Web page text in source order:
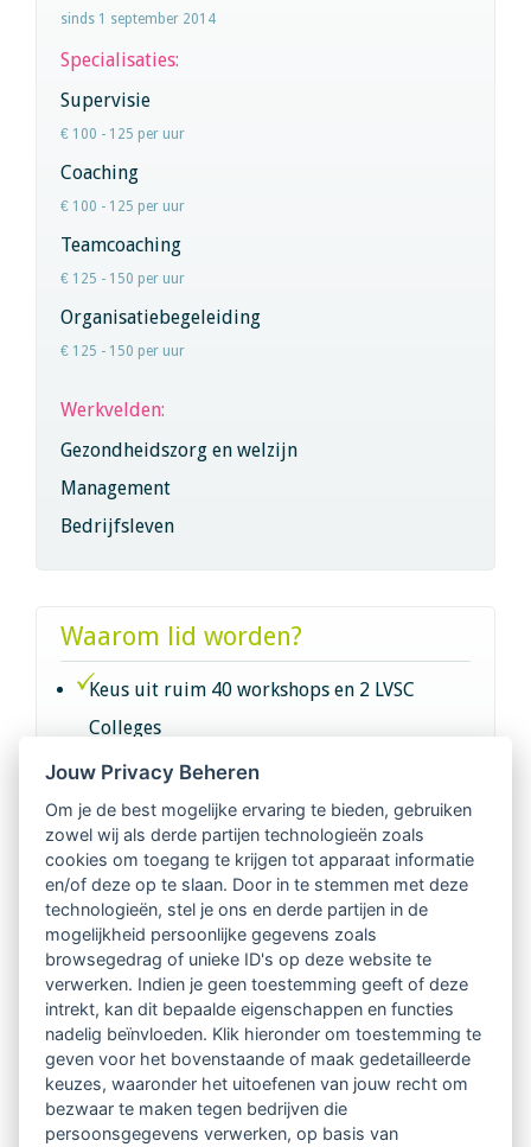
sinds 1 september 2014
Specialisaties:
Supervisie
€ 100 - 125 per uur
Coaching
€ 100 - 125 per uur
Teamcoaching
€ 125 - 150 per uur
Organisatiebegeleiding
€ 125 - 150 per uur
Werkvelden:
Gezondheidszorg en welzijn
Management
Bedrijfsleven
Waarom lid worden?
Keus uit ruim 40 workshops en 2 LVSC
Colleges
Intervisie met geregistreerde vakgenoten
Netwerk van 2100 professionals in 14
regio's
Vindbaar voor opdrachtgevers
Tijdschrift voor
Begeleidingskunde & kennisbank
Beroepsregistratie (LVSC keurmerk)
Jouw Privacy Beheren
Om je de best mogelijke ervaring te bieden, gebruiken
zowel wij als derde partijen technologieën zoals
cookies om toegang te krijgen tot apparaat informatie
en/of deze op te slaan. Door in te stemmen met deze
technologieën, stel je ons en derde partijen in de
mogelijkheid persoonlijke gegevens zoals
browsegedrag of unieke ID's op deze website te
verwerken. Indien je geen toestemming geeft of deze
intrekt, kan dit bepaalde eigenschappen en functies
nadelig beïnvloeden. Klik hieronder om toestemming te
geven voor het bovenstaande of maak gedetailleerde
keuzes, waaronder het uitoefenen van jouw recht om
bezwaar te maken tegen bedrijven die
persoonsgegevens verwerken, op basis van